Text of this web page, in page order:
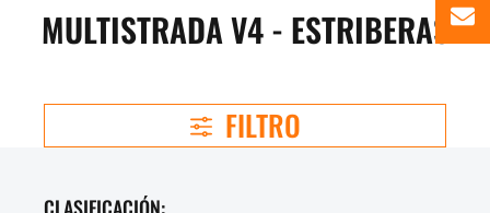
MULTISTRADA V4 - ESTRIBERAS
FILTRO
CLASIFICACIÓN: